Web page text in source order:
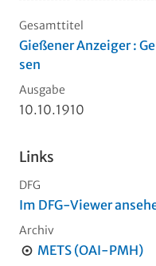
Gesamttitel
Gießener Anzeiger :
sen
Ausgabe
10.10.1910
Links
DFG
Im DFG-Viewer
Archiv
METS (OAI-PMH)